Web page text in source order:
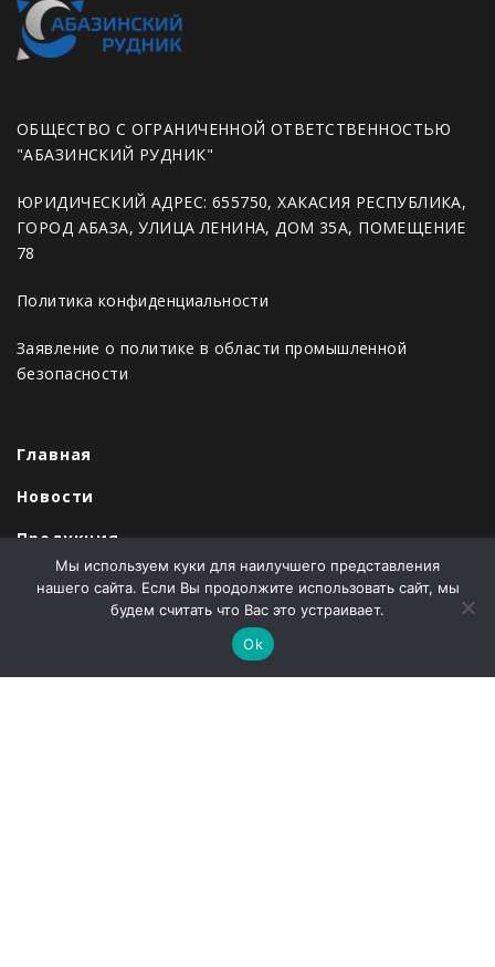
ОБЩЕСТВО С ОГРАНИЧЕННОЙ ОТВЕТСТВЕННОСТЬЮ
"АБАЗИНСКИЙ РУДНИК"
ЮРИДИЧЕСКИЙ АДРЕС: 655750, ХАКАСИЯ РЕСПУБЛИКА,
ГОРОД АБАЗА, УЛИЦА ЛЕНИНА, ДОМ 35А, ПОМЕЩЕНИЕ
78
Политика конфиденциальности
Заявление о политике в области промышленной
безопасности
Главная
Новости
Продукция
Закупки
Мы используем куки для наилучшего представления
нашего сайта. Если Вы продолжите использовать сайт, мы
будем считать что Вас это устраивает.
Ok